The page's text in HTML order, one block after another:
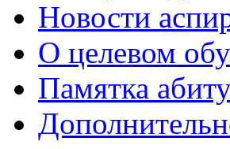
Новости
О целевом
Памятка